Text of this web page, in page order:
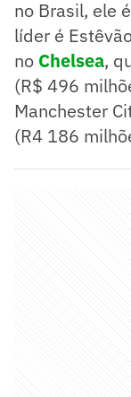
no Brasil, ele
líder é
no Chelsea,
(R$ 496
Manchester
(R4 186